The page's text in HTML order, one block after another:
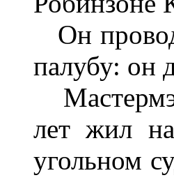
Он
палубу: он
лет жил
угольном